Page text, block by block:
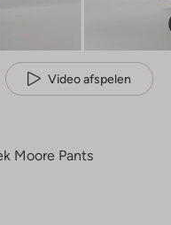
Video afspelen
Moore Pants